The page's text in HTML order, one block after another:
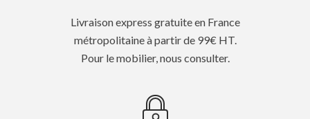
Livraison express gratuite en France
métropolitaine à partir de 99€ HT.
Pour le mobilier, nous consulter.